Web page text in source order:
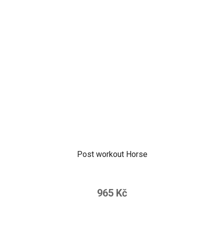
Post workout Horse
965 Kč